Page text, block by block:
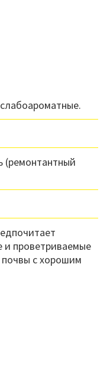
(ремонтантный
проветриваемые
с хорошим